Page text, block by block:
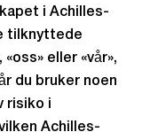
i Achilles-
tilknyttede
eller «vår»,
du bruker noen
risiko i
Achilles-